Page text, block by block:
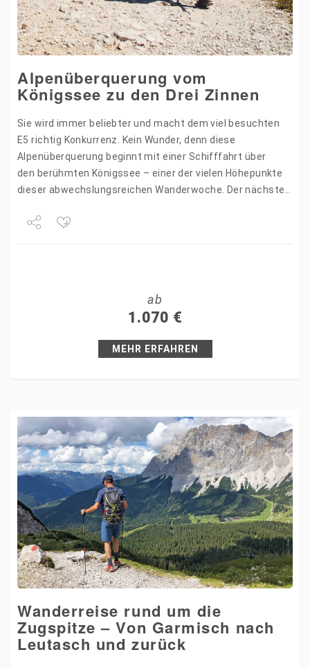
Alpenüberquerung vom
Königssee zu den Drei Zinnen
Sie wird immer beliebter und macht dem viel besuchten
E5 richtig Konkurrenz. Kein Wunder, denn diese
Alpenüberquerung beginnt mit einer Schifffahrt über
den berühmten Königssee – einer der vielen Höhepunkte
dieser abwechslungsreichen Wanderwoche. Der nächste
eines Karsthochplateaus, über das die…
ab
1.070 €
MEHR ERFAHREN
Wanderreise rund um die
Zugspitze – Von Garmisch nach
Leutasch und zurück